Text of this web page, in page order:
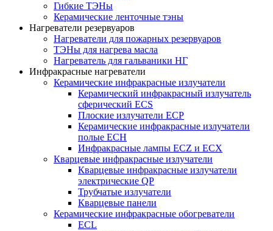
Гибкие ТЭНы
Керамические ленточные тэны
Нагреватели резервуаров
Нагреватели для пожарных резервуаров
ТЭНы для нагрева масла
Нагреватель для гальваники НГ
Инфракрасные нагреватели
Керамические инфракрасные излучатели
Керамический инфракрасный излучатель
сферический ECS
Плоские излучатели ECP
Керамические инфракрасные излучатели
полые ECH
Инфракрасные лампы ECZ и ECX
Кварцевые инфракрасные излучатели
Кварцевые инфракрасные излучатели
электрические QP
Трубчатые излучатели
Кварцевые панели
Керамические инфракрасные обогреватели
ECL